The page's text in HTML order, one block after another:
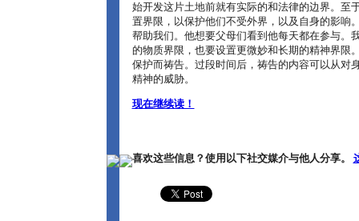
始开发这片土地前就有实际的和法律的边界。至
置界限，以保护他们不受外界，以及自身的影响
帮助我们。他想要父母们看到他每天都在参与。
的物质界限，也要设置更微妙和长期的精神界限
保护而祷告。过段时间后，祷告的内容可以从对
精神的威胁。
现在继续读！
喜欢这些信息？使用以下社交媒介与他人分享。